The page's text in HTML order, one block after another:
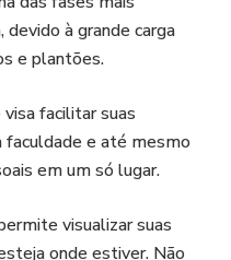
à grande carga
e plantões.
facilitar suas
faculdade e até mesmo
em um só lugar.
visualizar suas
onde estiver. Não